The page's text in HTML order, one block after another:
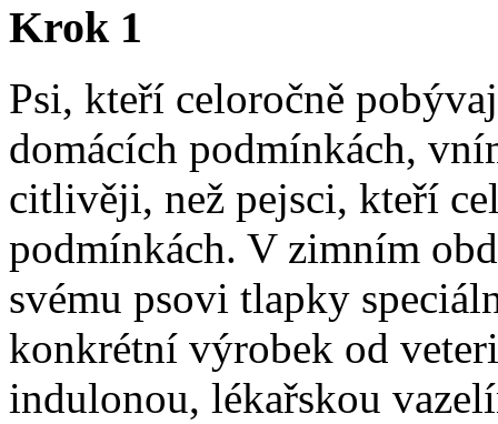
Krok 1
Psi, kteří celoročně
domácích podmínkách,
citlivěji, než pejsci, kteří
podmínkách. V zimním
svému psovi tlapky
konkrétní výrobek od
indulonou, lékařskou